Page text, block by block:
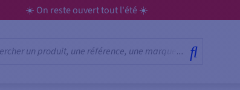
☀️ On reste ouvert tout l'été ☀️